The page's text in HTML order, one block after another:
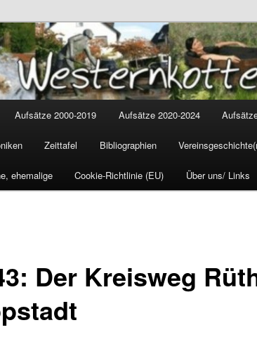
Aufsätze 2000-2019 Aufsätze 2020-2024
Zeittafel Bibliographien
ehemalige Cookie-Richtlinie (EU) Über uns/ Links
Der Kreisweg